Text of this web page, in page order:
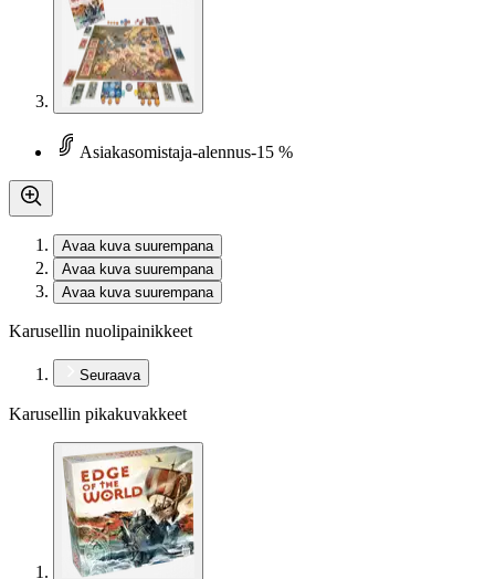
Asiakasomistaja-alennus-15 %
Avaa kuva suurempana
Avaa kuva suurempana
Avaa kuva suurempana
Karusellin nuolipainikkeet
Seuraava
Karusellin pikakuvakkeet